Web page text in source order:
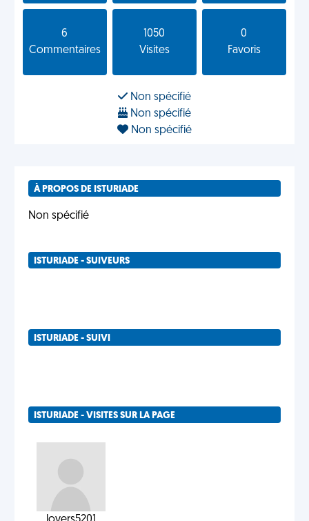
6
Commentaires
1050
Visites
0
Favoris
Non spécifié
Non spécifié
Non spécifié
À PROPOS DE ISTURIADE
Non spécifié
ISTURIADE - SUIVEURS
ISTURIADE - SUIVI
ISTURIADE - VISITES SUR LA PAGE